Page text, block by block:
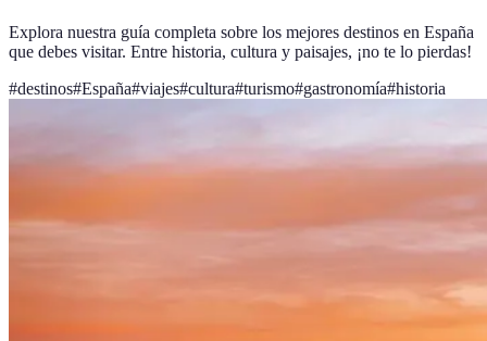
Explora nuestra guía completa sobre los mejores destinos en España
que debes visitar. Entre historia, cultura y paisajes, ¡no te lo pierdas!
#destinos#España#viajes#cultura#turismo#gastronomía#historia